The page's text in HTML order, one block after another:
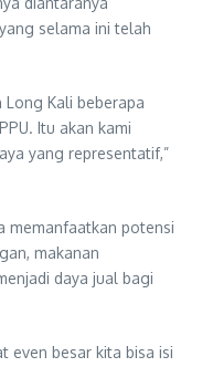
selama ini telah
Long Kali beberapa
Itu akan kami
yang representatif,”
memanfaatkan potensi
makanan
daya jual bagi
even besar kita bisa isi